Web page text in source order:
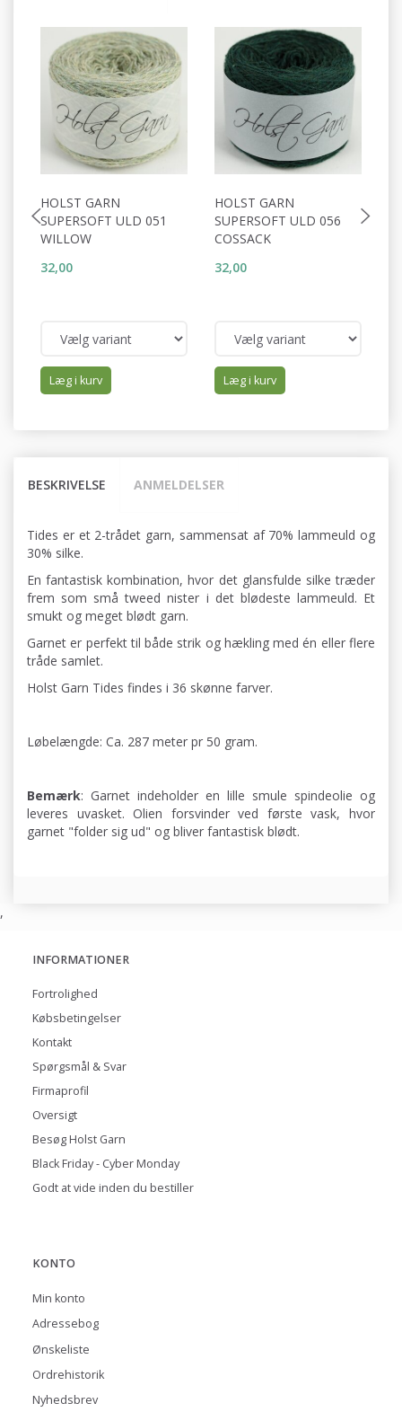
HOLST GARN
SUPERSOFT ULD 051
WILLOW
32,00
Læg i kurv
HOLST GARN
SUPERSOFT ULD 056
COSSACK
32,00
Læg i kurv
BESKRIVELSE ANMELDELSER
Tides er et 2-trådet garn, sammensat af 70% lammeuld og
30% silke.
En fantastisk kombination, hvor det glansfulde silke træder
frem som små tweed nister i det blødeste lammeuld. Et
smukt og meget blødt garn.
Garnet er perfekt til både strik og hækling med én eller flere
tråde samlet.
Holst Garn Tides findes i 36 skønne farver.
Løbelængde: Ca. 287 meter pr 50 gram.
Bemærk: Garnet indeholder en lille smule spindeolie og
leveres uvasket. Olien forsvinder ved første vask, hvor
garnet "folder sig ud" og bliver fantastisk blødt.
,
INFORMATIONER
Fortrolighed
Købsbetingelser
Kontakt
Spørgsmål & Svar
Firmaprofil
Oversigt
Besøg Holst Garn
Black Friday - Cyber Monday
Godt at vide inden du bestiller
KONTO
Min konto
Adressebog
Ønskeliste
Ordrehistorik
Nyhedsbrev